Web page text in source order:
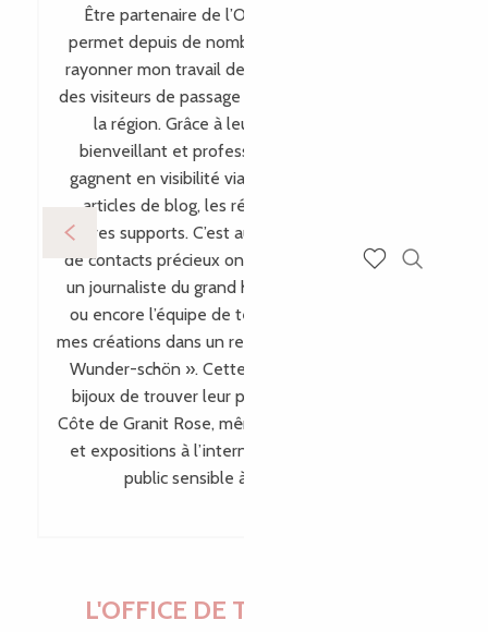
Être partenaire de l’Office de Tourisme me
permet depuis de nombreuses années de faire
rayonner mon travail de maître-joaillière auprès
des visiteurs de passage comme des habitants de
la région. Grâce à leur accompagnement
bienveillant et professionnel, mes créations
gagnent en visibilité via leur site internet, leurs
articles de blog, les réseaux sociaux et bien
d’autres supports. C’est aussi par ce biais que plein
de contacts précieux ont vu le jour, comme avec
un journaliste du grand hebdomadaire allemand
ou encore l’équipe de télévision WDR, incluant
mes créations dans un reportage pour l’émission «
Wunder-schön ». Cette visibilité permet à mes
bijoux de trouver leur place bien au-delà de la
Côte de Granit Rose, même en dehors des salons
et expositions à l’international, en touchant un
public sensible à leur singularité.
L'OFFICE DE TOURISME EN